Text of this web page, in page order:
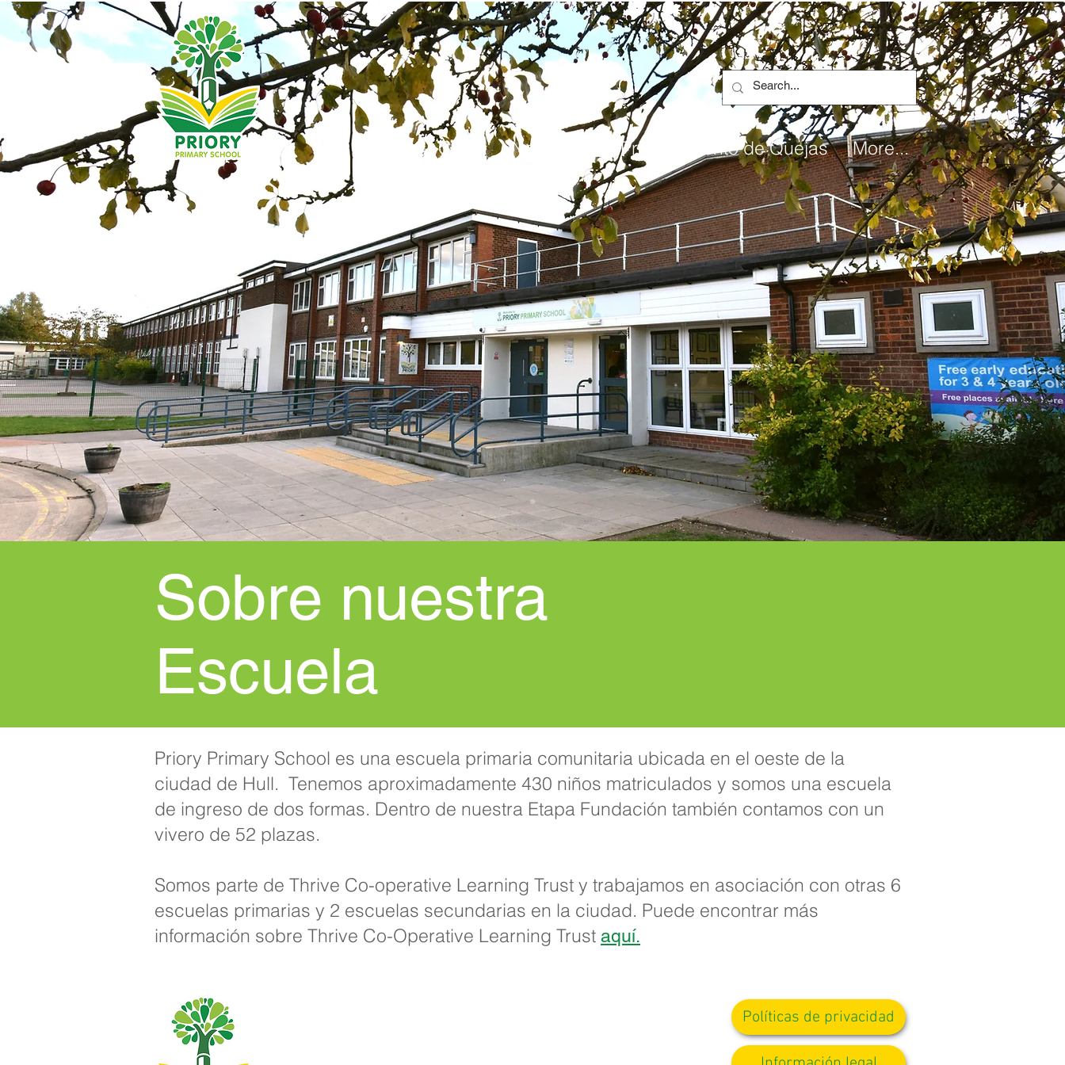
CASA New Page Procedimiento de Quejas More...
Sobre nuestra
Escuela
Priory Primary School es una escuela primaria comunitaria ubicada en el oeste de la
ciudad de Hull. Tenemos aproximadamente 430 niños matriculados y somos una escuela
de ingreso de dos formas. Dentro de nuestra Etapa Fundación también contamos con un
vivero de 52 plazas.
Somos parte de Thrive Co-operative Learning Trust y trabajamos en asociación con otras 6
escuelas primarias y 2 escuelas secundarias en la ciudad. Puede encontrar más
información sobre Thrive Co-Operative Learning Trust aquí.
Políticas de privacidad